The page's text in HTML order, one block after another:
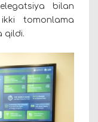
bilan
tomonlama
qildi.